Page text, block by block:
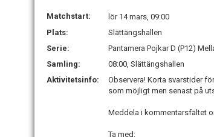
Matchstart:
lör 14 mars, 09:00
Plats:
Slättängshallen
Serie:
Pantamera Pojkar D (P12)
Samling:
08:00, Slättängshallen
Aktivitetsinfo:
Observera! Korta svarstider
som möjligt men senast på
Meddela i kommentarsfältet
Ta med: